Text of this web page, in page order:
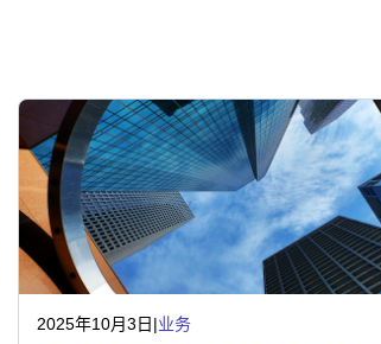
2025年10月3日 |业务